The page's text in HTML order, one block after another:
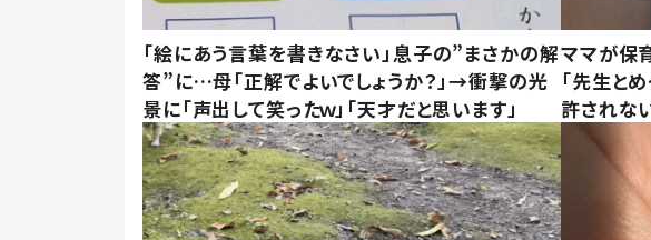
「絵にあう言葉を書きなさい」息子の”まさかの解
答”に…母「正解でよいでしょうか？」→衝撃の光
景に「声出して笑ったｗ」「天才だと思います」
ママが保
「先生と
許されな